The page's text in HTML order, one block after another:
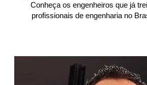
Conheça os engenheiros que já
profissionais de engenharia no